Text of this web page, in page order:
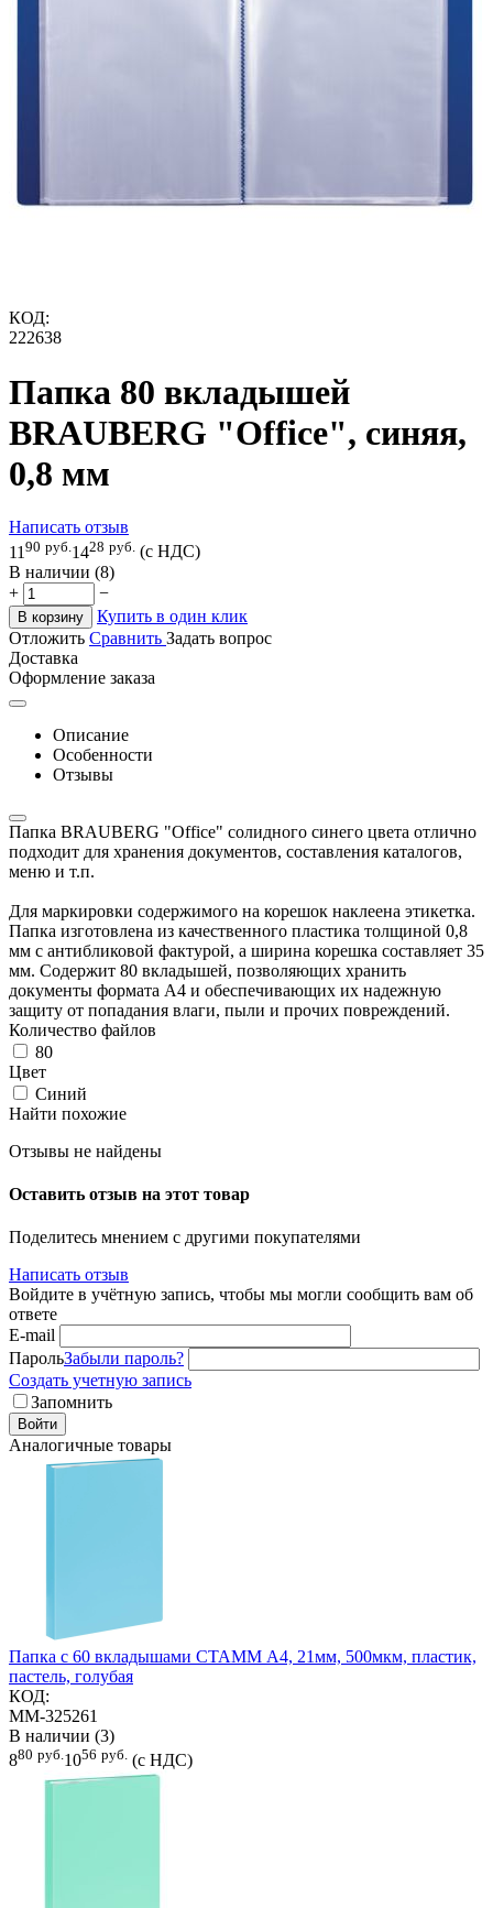
КОД:
222638
Папка 80 вкладышей
BRAUBERG "Office", синяя,
0,8 мм
Написать отзыв
11 90 руб. 1428 руб. (с НДС)
В наличии (8)
+
−
В корзину
Купить в один клик
Отложить Сравнить Задать вопрос
Доставка
Оформление заказа
Описание
Особенности
Отзывы
Папка BRAUBERG "Office" солидного синего цвета отлично
подходит для хранения документов, составления каталогов,
меню и т.п.
Для маркировки содержимого на корешок наклеена этикетка.
Папка изготовлена из качественного пластика толщиной 0,8
мм с антибликовой фактурой, а ширина корешка составляет 35
мм. Содержит 80 вкладышей, позволяющих хранить
документы формата А4 и обеспечивающих их надежную
защиту от попадания влаги, пыли и прочих повреждений.
Количество файлов
80
Цвет
Синий
Найти похожие
Отзывы не найдены
Оставить отзыв на этот товар
Поделитесь мнением с другими покупателями
Написать отзыв
Войдите в учётную запись, чтобы мы могли сообщить вам об
ответе
E-mail
ПарольЗабыли пароль?
Создать учетную запись
Запомнить
Войти
Аналогичные товары
Папка с 60 вкладышами СТАММ А4, 21мм, 500мкм, пластик,
пастель, голубая
КОД:
ММ-325261
В наличии (3)
880 руб.1056 руб. (с НДС)